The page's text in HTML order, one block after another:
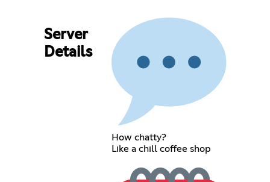
Server
Details
How chatty?
Like a chill coffee shop